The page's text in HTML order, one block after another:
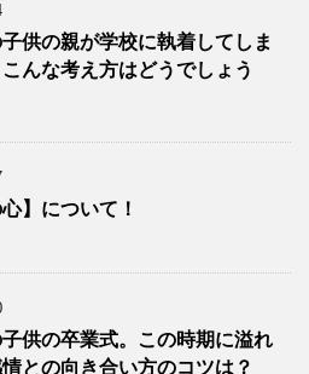
供の親が学校に執着してしま
んな考え方はどうでしょう
心】について！
供の卒業式。この時期に溢れ
との向き合い方のコツは？